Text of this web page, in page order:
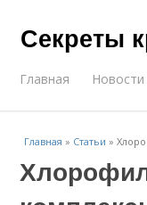
Секреты
Главная Новости
Главная » Статьи »